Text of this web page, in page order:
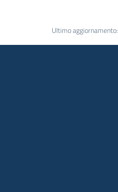
Ultimo aggiornamento: